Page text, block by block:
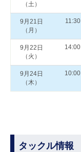
（土）
9月21日
（月）
11:30
9月22日
（火）
14:00
9月24日
（木）
10:00
タックル情報